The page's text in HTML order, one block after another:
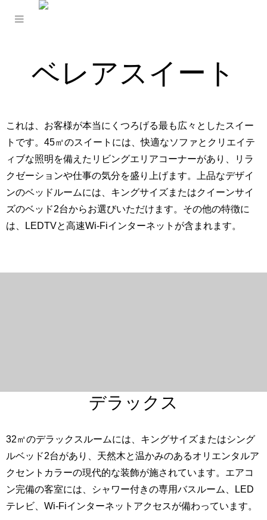
ベレアスイート
これは、お客様が本当にくつろげる最も広々としたスイー
トです。45㎡のスイートには、快適なソファとクリエイテ
ィブな照明を備えたリビングエリアコーナーがあり、リラ
クゼーションや仕事の気分を盛り上げます。上品なデザイ
ンのベッドルームには、キングサイズまたはクイーンサイ
ズのベッド2台からお選びいただけます。その他の特徴に
は、LEDTVと高速Wi-Fiインターネットが含まれます。
デラックス
32㎡のデラックスルームには、キングサイズまたはシング
ルベッド2台があり、天然木と温かみのあるオリエンタルア
クセントカラーの現代的な装飾が施されています。エアコ
ン完備の客室には、シャワー付きの専用バスルーム、LED
テレビ、Wi-Fiインターネットアクセスが備わっています。